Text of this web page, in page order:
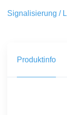
Signalisierung /
Produktinfo